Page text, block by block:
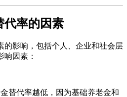
代率的因素
的影响，包括个人、企业和社会层
因素：
替代率越低，因为基础养老金和